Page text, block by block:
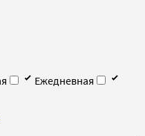
Ежедневная